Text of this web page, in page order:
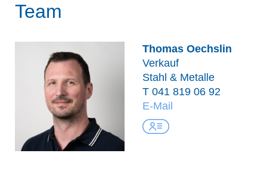
Team
Thomas Oechslin
Verkauf
Stahl & Metalle
T 041 819 06 92
E-Mail